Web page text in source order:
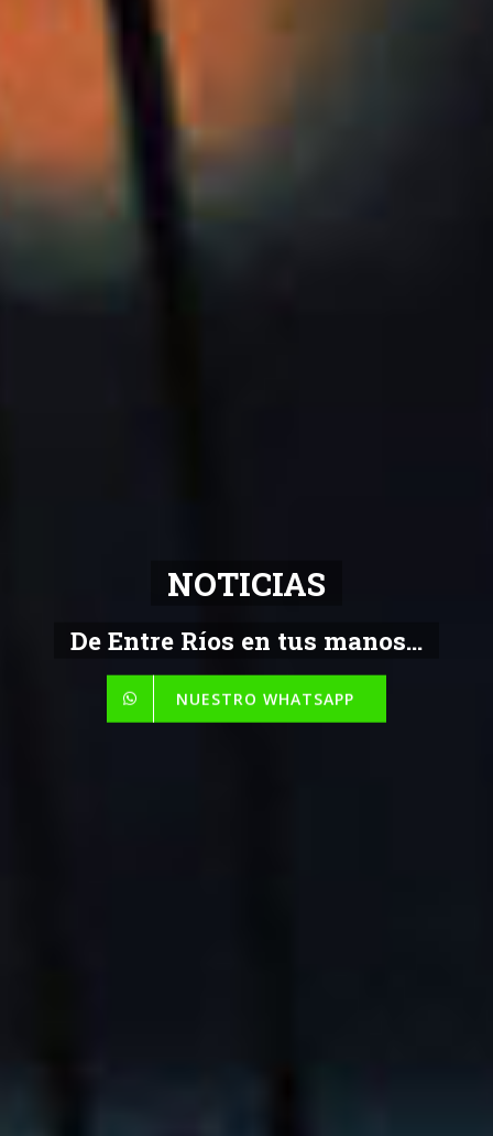
NOTICIAS
De Entre Ríos en tus manos...
NUESTRO WHATSAPP